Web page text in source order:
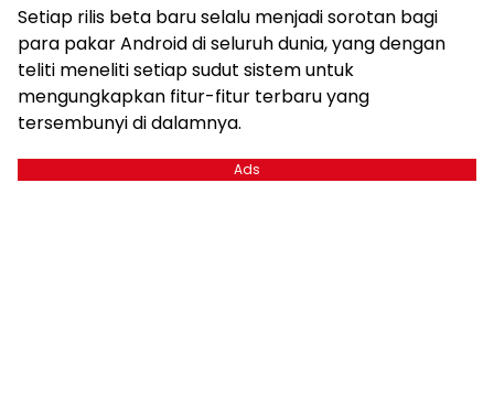
Setiap rilis beta baru selalu menjadi sorotan bagi
para pakar Android di seluruh dunia, yang dengan
teliti meneliti setiap sudut sistem untuk
mengungkapkan fitur-fitur terbaru yang
tersembunyi di dalamnya.
Ads